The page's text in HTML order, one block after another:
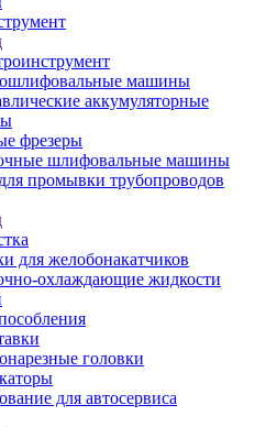
машины
аккумуляторные
фрезеры
шлифовальные машины
промывки трубопроводов
для желобонакатчиков
охлаждающие жидкости
головки
для автосервиса